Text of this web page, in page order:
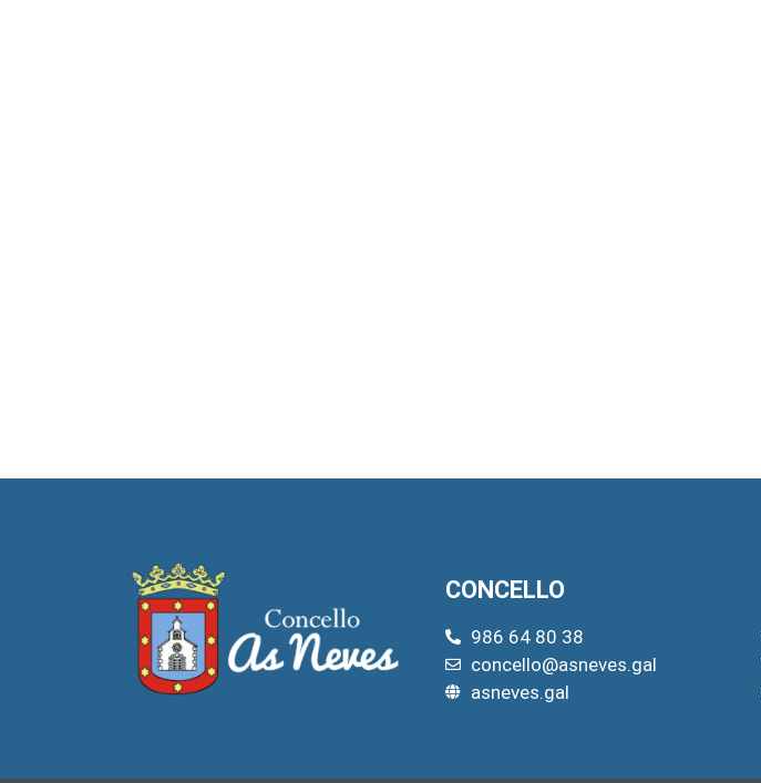
CONCELLO
986 64 80 38
concello@asneves.gal
asneves.gal